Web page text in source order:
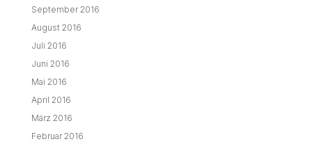
September 2016
August 2016
Juli 2016
Juni 2016
Mai 2016
April 2016
März 2016
Februar 2016